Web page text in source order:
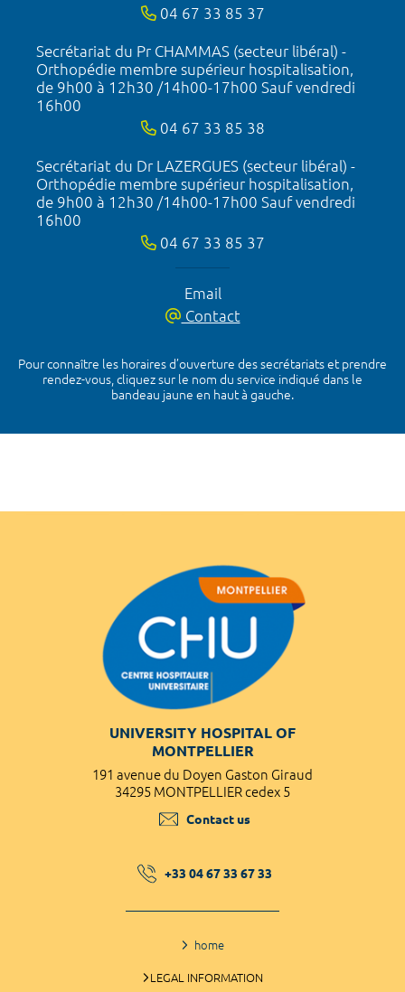
04 67 33 85 37
Secrétariat du Pr CHAMMAS (secteur libéral) -
Orthopédie membre supérieur hospitalisation,
de 9h00 à 12h30 /14h00-17h00 Sauf vendredi
16h00
04 67 33 85 38
Secrétariat du Dr LAZERGUES (secteur libéral) -
Orthopédie membre supérieur hospitalisation,
de 9h00 à 12h30 /14h00-17h00 Sauf vendredi
16h00
04 67 33 85 37
Email
Contact
Pour connaître les horaires d’ouverture des secrétariats et prendre
rendez-vous, cliquez sur le nom du service indiqué dans le
bandeau jaune en haut à gauche.
UNIVERSITY HOSPITAL OF
MONTPELLIER
191 avenue du Doyen Gaston Giraud
34295 MONTPELLIER cedex 5
Contact us
+33 04 67 33 67 33
home
LEGAL INFORMATION